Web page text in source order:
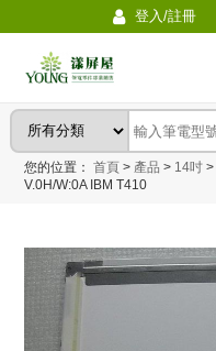
登入/註冊
您的位置：首頁 > 產品 > 14吋 >
V.0H/W:0A IBM T410